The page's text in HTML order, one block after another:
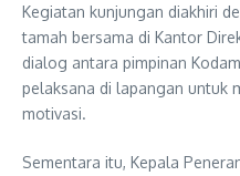
Kegiatan kunjungan diakhiri
tamah bersama di Kantor
dialog antara pimpinan
pelaksana di lapangan untuk
motivasi.
Sementara itu, Kepala